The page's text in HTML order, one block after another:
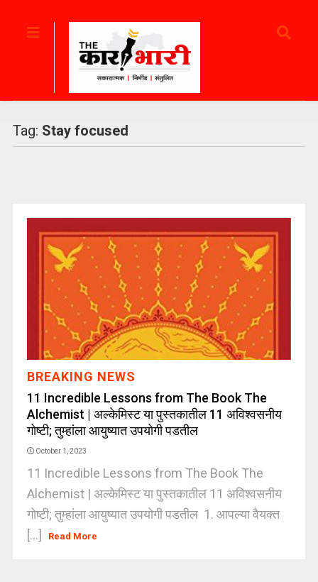
Tag: Stay focused
BREAKING NEWS
11 Incredible Lessons from The Book The
Alchemist | अल्केमिस्ट या पुस्तकातील 11 अविश्वसनीय
गोष्टी; तुम्हांला आयुष्यात उपयोगी पडतील
October 1, 2023
11 Incredible Lessons from The Book The
Alchemist | अल्केमिस्ट या पुस्तकातील 11 अविश्वसनीय
गोष्टी; तुम्हांला आयुष्यात उपयोगी पडतील 1. आपल्या वैयक्त
[...]
Read More